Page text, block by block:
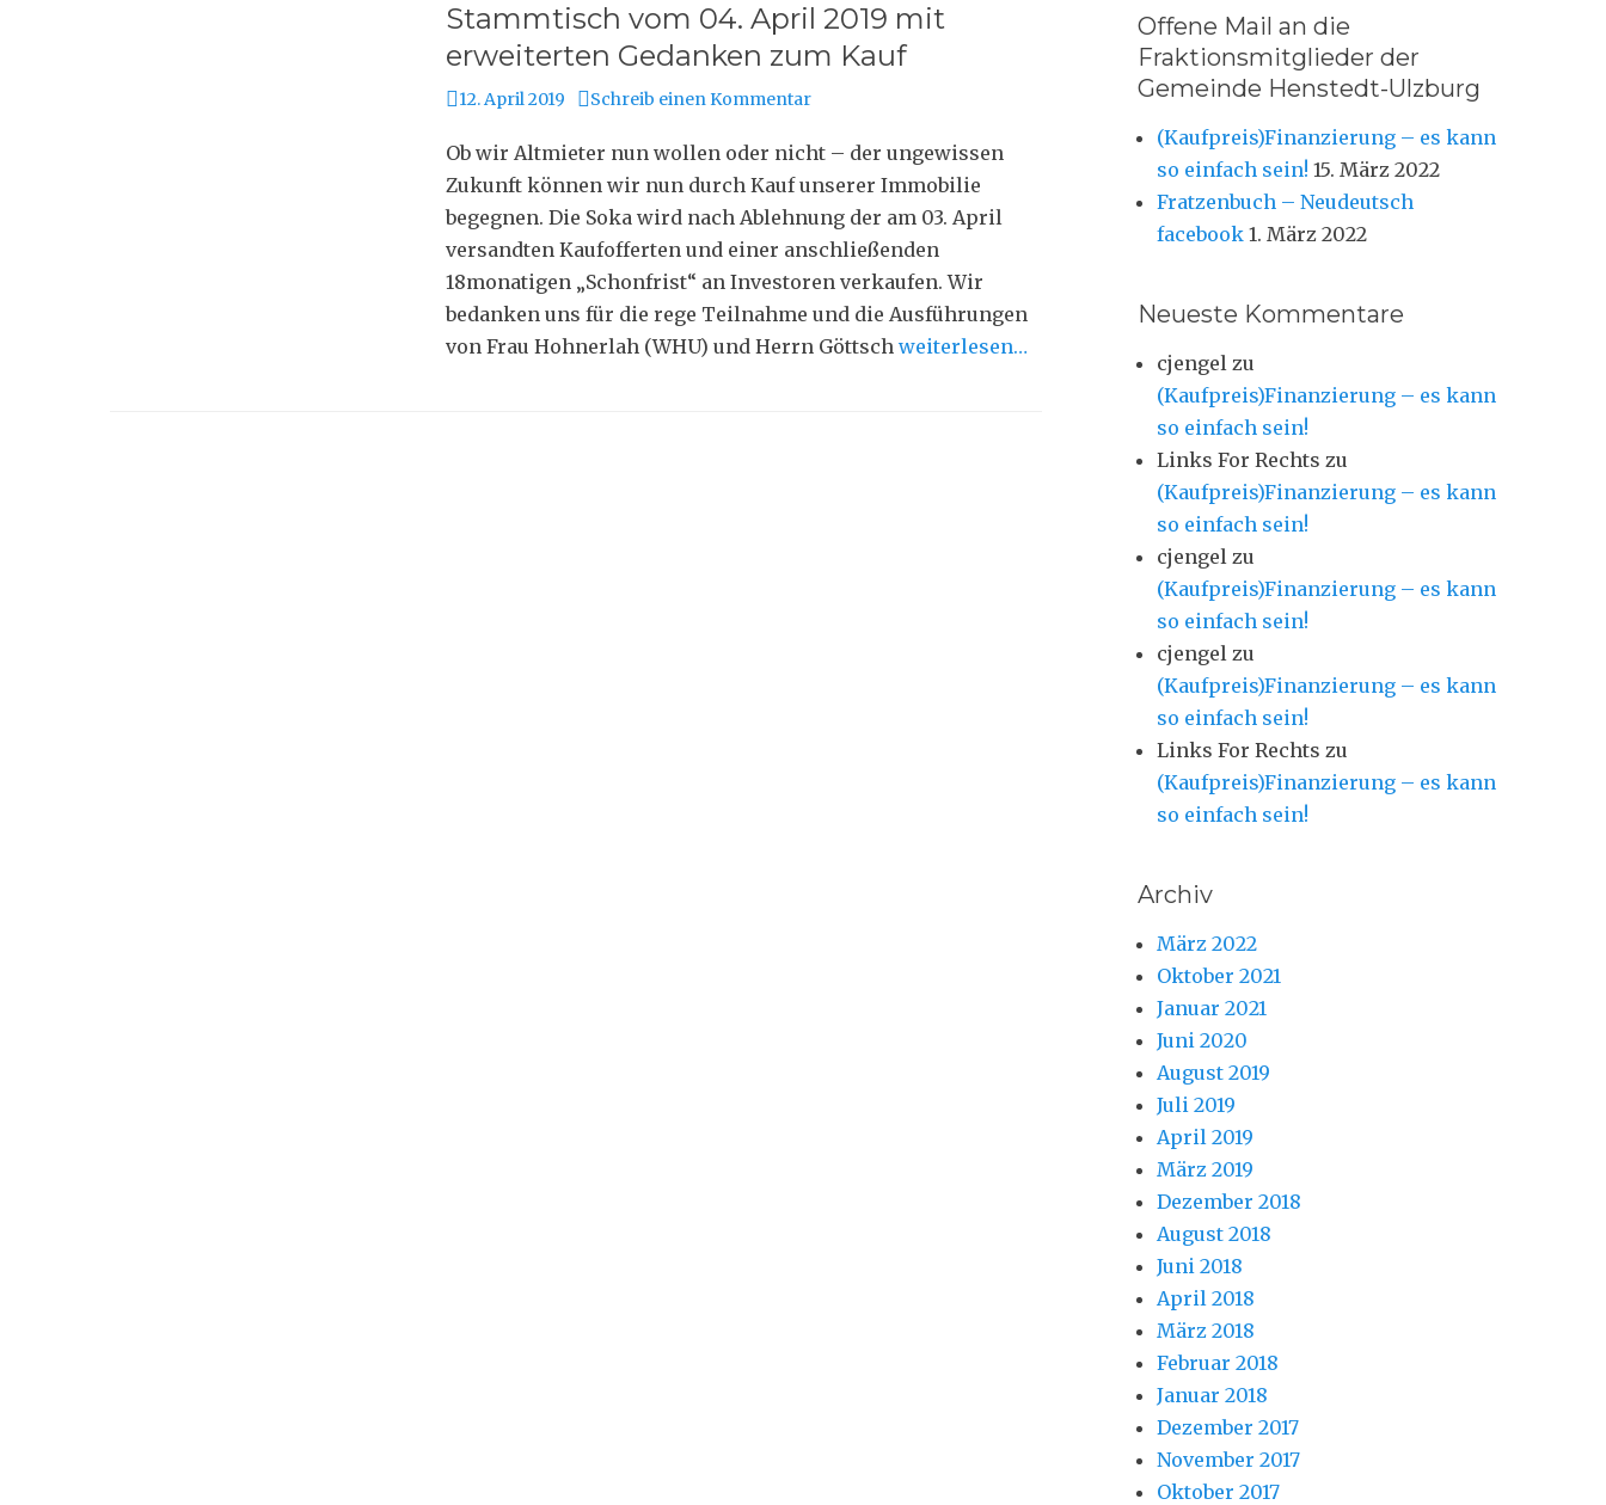
Stammtisch vom 04. April 2019 mit
erweiterten Gedanken zum Kauf
Posted
12. April 2019 Schreib einen Kommentar
Ob wir Altmieter nun wollen oder nicht – der ungewissen
Zukunft können wir nun durch Kauf unserer Immobilie
begegnen. Die Soka wird nach Ablehnung der am 03. April
versandten Kaufofferten und einer anschließenden
18monatigen „Schonfrist“ an Investoren verkaufen. Wir
bedanken uns für die rege Teilnahme und die Ausführungen
von Frau Hohnerlah (WHU) und Herrn Göttsch weiterlesen…
Offene Mail an die
Fraktionsmitglieder der
Gemeinde Henstedt-Ulzburg
(Kaufpreis)Finanzierung – es kann
so einfach sein! 15. März 2022
Fratzenbuch – Neudeutsch
facebook 1. März 2022
Neueste Kommentare
cjengel zu
(Kaufpreis)Finanzierung – es kann
so einfach sein!
Links For Rechts zu
(Kaufpreis)Finanzierung – es kann
so einfach sein!
cjengel zu
(Kaufpreis)Finanzierung – es kann
so einfach sein!
cjengel zu
(Kaufpreis)Finanzierung – es kann
so einfach sein!
Links For Rechts zu
(Kaufpreis)Finanzierung – es kann
so einfach sein!
Archiv
März 2022
Oktober 2021
Januar 2021
Juni 2020
August 2019
Juli 2019
April 2019
März 2019
Dezember 2018
August 2018
Juni 2018
April 2018
März 2018
Februar 2018
Januar 2018
Dezember 2017
November 2017
Oktober 2017